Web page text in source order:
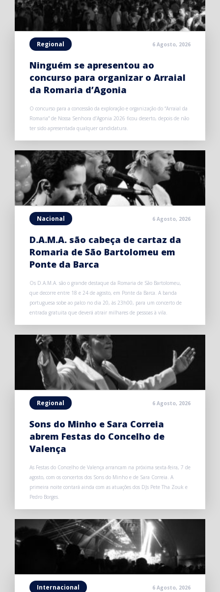
Regional 6 Agosto, 2026
Ninguém se apresentou ao
concurso para organizar o Arraial
da Romaria d’Agonia
O concurso para a concessão da exploração e organização do “Arraial da
Romaria” de Nossa Senhora d’Agonia 2026 ficou deserto, depois de não
ter sido apresentada qualquer candidatura.
Nacional 6 Agosto, 2026
D.A.M.A. são cabeça de cartaz da
Romaria de São Bartolomeu em
Ponte da Barca
Os D.A.M.A. são o grande destaque da Romaria de São Bartolomeu,
que decorre entre 18 e 24 de agosto, em Ponte da Barca. A banda
portuguesa sobe ao palco no dia 20, às 23h00, para um concerto de
entrada gratuita que deverá atrair milhares de pessoas à vila.
Regional 6 Agosto, 2026
Sons do Minho e Sara Correia
abrem Festas do Concelho de
Valença
As Festas do Concelho de Valença arrancam na próxima sexta-feira, 7 de
agosto, com os concertos dos Sons do Minho e de Sara Correia. A
primeira noite contará ainda com as atuações dos DJs Pete Tha Zouk e
Pedro Borges.
Internacional 6 Agosto, 2026